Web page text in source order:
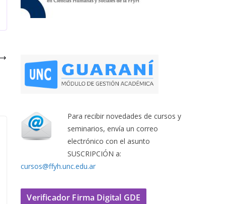
Para recibir novedades de cursos y
seminarios, envía un correo
electrónico con el asunto
SUSCRIPCIÓN a:
cursos@ffyh.unc.edu.ar
Verificador Firma Digital GDE